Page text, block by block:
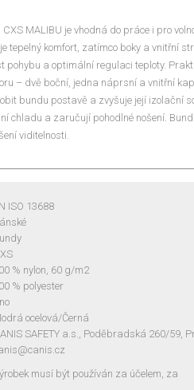
MALIBU je vhodná do práce i pro
tepelný komfort, zatímco boky a vnitřní
pohybu a optimální regulaci teploty.
– dvě boční, jedna náprsní a vnitřní
bundu postavě a zvyšuje její izolační
chladu a zaručují pohodlné nošení.
viditelnosti.
ISO 13688
% nylon, 60 g/m2
% polyester
ocelová/Černá
SAFETY a.s., Poděbradská 260/59,
musí být používán za účelem, za